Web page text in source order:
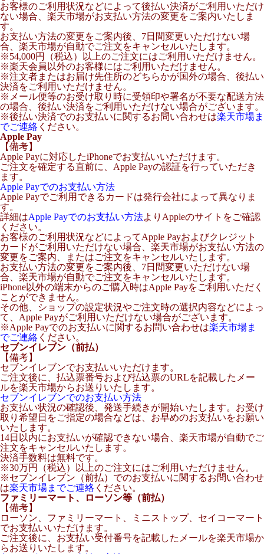
お客様のご利用状況などによって後払い決済がご利用いただけ
ない場合、楽天市場がお支払い方法の変更をご案内いたしま
す。
お支払い方法の変更をご案内後、7日間変更いただけない場
合、楽天市場が自動でご注文をキャンセルいたします。
※54,000円（税込）以上のご注文にはご利用いただけません。
※楽天会員以外のお客様にはご利用いただけません。
※注文者またはお届け先住所のどちらかが国外の場合、後払い
決済をご利用いただけません。
※メール便等のお受け取り時に受領印や署名が不要な配送方法
の場合、後払い決済をご利用いただけない場合がございます。
※後払い決済でのお支払いに関するお問い合わせは楽天市場ま
でご連絡 ください。
Apple Pay
【備考】
Apple Payに対応したiPhoneでお支払いいただけます。
ご注文を確定する直前に、Apple Payの認証を行っていただき
ます。
Apple Payでのお支払い方法
Apple Payでご利用できるカードは発行会社によって異なりま
す。
詳細はApple Payでのお支払い方法よりAppleのサイトをご確認
ください。
お客様のご利用状況などによってApple Payおよびクレジット
カードがご利用いただけない場合、楽天市場がお支払い方法の
変更をご案内、またはご注文をキャンセルいたします。
お支払い方法の変更をご案内後、7日間変更いただけない場
合、楽天市場が自動でご注文をキャンセルいたします。
iPhone以外の端末からのご購入時はApple Payをご利用いただく
ことができません。
その他、ショップの設定状況やご注文時の選択内容などによっ
て、Apple Payがご利用いただけない場合がございます。
※Apple Payでのお支払いに関するお問い合わせは楽天市場ま
でご連絡 ください。
セブンイレブン（前払）
【備考】
セブンイレブンでお支払いいただけます。
ご注文後に、払込票番号および払込票のURLを記載したメー
ルを楽天市場からお送りいたします。
セブンイレブンでのお支払い方法
お支払い状況の確認後、発送手続きが開始いたします。お受け
取り希望日をご指定の場合などは、お早めのお支払いをお願い
いたします。
14日以内にお支払いが確認できない場合、楽天市場が自動でご
注文をキャンセルいたします。
決済手数料は無料です。
※30万円（税込）以上のご注文にはご利用いただけません。
※セブンイレブン（前払）でのお支払いに関するお問い合わせ
は楽天市場までご連絡 ください。
ファミリーマート、ローソン等（前払）
【備考】
ローソン、ファミリーマート、ミニストップ、セイコーマート
でお支払いいただけます。
ご注文後に、お支払い受付番号を記載したメールを楽天市場か
らお送りいたします。